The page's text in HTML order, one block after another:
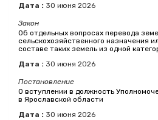
Дата : 30 июня 2026
Закон
Об отдельных вопросах перевода
сельскохозяйственного назначения
составе таких земель из одной
Дата : 30 июня 2026
Постановление
О вступлении в должность
в Ярославской области
Дата : 30 июня 2026